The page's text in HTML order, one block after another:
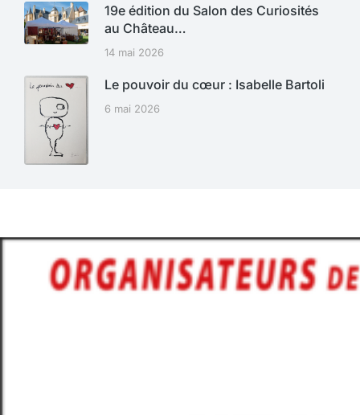
19e édition du Salon des Curiosités
au Château…
14 mai 2026
Le pouvoir du cœur : Isabelle Bartoli
6 mai 2026